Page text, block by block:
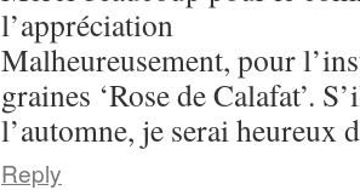
l’appréciation
Malheureusement, pour
graines ‘Rose de Calafat’.
l’automne, je serai heureux
Reply